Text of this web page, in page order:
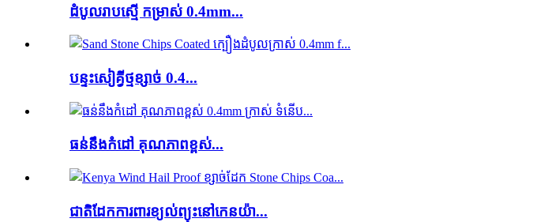
ដំបូលរាបស្មើ កម្រាស់ 0.4mm...
បន្ទះសៀគ្វីថ្មខ្សាច់ 0.4...
ធន់នឹងកំដៅ គុណភាពខ្ពស់...
ជាតិដែកការពារខ្យល់ព្យុះនៅកេនយ៉ា...